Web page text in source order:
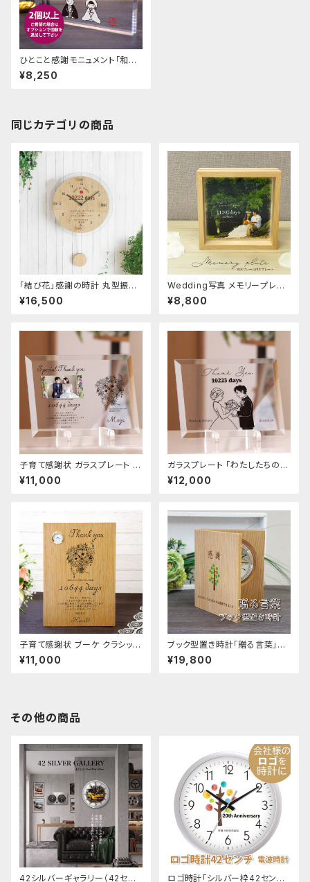
ひとこと感謝モニュメント「和装
花婿花嫁さん」クリアなアクリル
楯 結婚式両親プレゼント 記念
¥8,250
同じカテゴリの商品
「結び花」感謝の時計 丸型振り
子電波時計 結婚式 親プレゼン
ト 子育て感謝状
¥16,500
Wedding写真 メモリープレー
ト | 白木フレーム付き | 結婚式
記念品贈呈 親プレゼント 子育
¥8,800
子育て感謝状 ガラスプレート ブ
ーケ | 写真プリント 親へ贈る 記
念品贈呈
¥11,000
ガラスプレート 「わたしたちのウ
ェディングイラスト 」 結婚式 親
へプレゼント 子育て修了証 記
¥12,000
子育て感謝状 ブーケ クラシック
| ウッドプレート置き時計 親へ
贈る 記念品贈呈
¥11,000
ブック型置き時計「贈る言葉」感
謝状 退職祝い 永年勤続記念品
¥19,800
その他の商品
42シルバーギャラリー（42セン
ロゴ時計「シルバー枠42センチ